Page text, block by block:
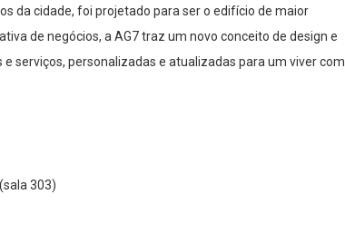
da cidade, foi projetado para ser o edifício de maior
de negócios, a AG7 traz um novo conceito de design e
serviços, personalizadas e atualizadas para um viver com
(sala 303)